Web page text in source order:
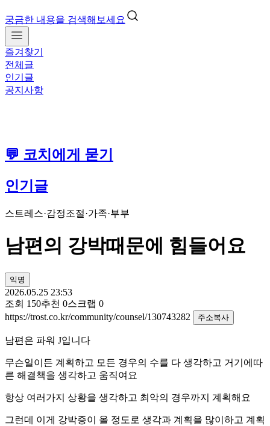
궁금한 내용을 검색해보세요
즐겨찾기
전체글
인기글
공지사항
💬 코치에게 묻기
인기글
스트레스·감정조절·가족·부부
남편의 강박때문에 힘들어요
익명
2026.05.25 23:53
조회 150추천 0스크랩 0
https://trost.co.kr/community/counsel/130743282
주소복사
남편은 파워 J입니다
무슨일이든 계획하고 모든 경우의 수를 다 생각하고 거기에따
른 해결책을 생각하고 움직여요
항상 여러가지 상황을 생각하고 최악의 경우까지 계획해요
그런데 이게 강박증이 올 정도로 생각과 계획을 많이하고 계획